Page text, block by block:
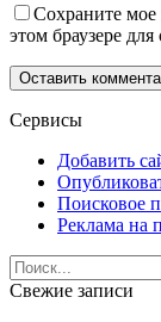
Сохраните мое
этом браузере
Сервисы
Добавить
Поисковое
Реклама на
Свежие записи